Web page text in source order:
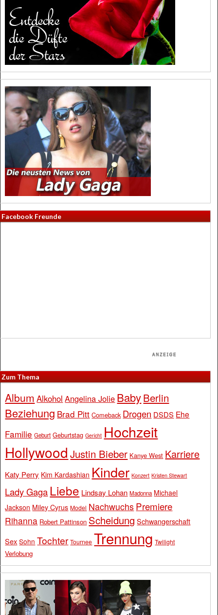
Facebook Freunde
Zum Thema
Album Alkohol Angelina Jolie BabyBerlin
Beziehung Brad Pitt Comeback Drogen DSDS Ehe
Familie Geburt Geburtstag Gericht Hochzeit
Hollywood Justin Bieber Kanye West Karriere
Katy Perry Kim Kardashian Kinder Konzert Kristen Stewart
Lady Gaga Liebe Lindsay Lohan Madonna Michael
Jackson Miley Cyrus Model Nachwuchs Premiere
Rihanna Robert Pattinson Scheidung Schwangerschaft
Sex Sohn Tochter Tournee Trennung Twilight
Verlobung